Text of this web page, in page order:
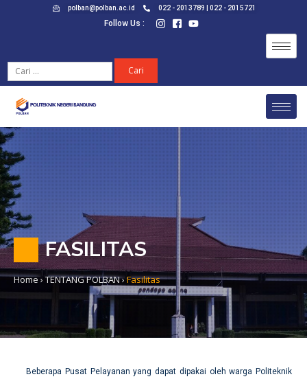
polban@polban.ac.id 022 - 2013789 | 022 - 2015721
Follow Us :
FASILITAS
Home› TENTANG POLBAN›Fasilitas
Beberapa Pusat Pelayanan yang dapat dipakai oleh warga Politeknik